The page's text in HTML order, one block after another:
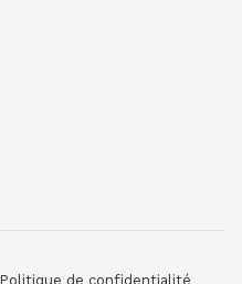
Politique de confidentialité